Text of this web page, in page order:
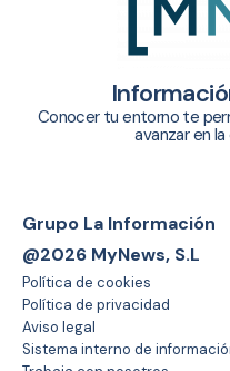
Conocer tu entorno te
avanzar en
Grupo La Información
@2026 MyNews, S.L
Política de cookies
Política de privacidad
Aviso legal
Sistema interno de